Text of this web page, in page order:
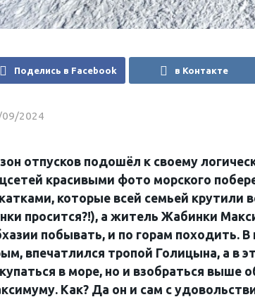
Поделись в Facebook в Контакте
2024
отпусков подошёл к своему
красивыми фото морского
которые всей семьей крутили
просится?!), а житель Жабинки
побывать, и по горам походить.
впечатлился тропой Голицына, а в
в море, но и взобраться выше
Как? Да он и сам с